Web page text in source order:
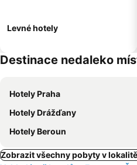
Levné hotely
Destinace nedaleko
Hotely Praha
Hotely Drážďany
Hotely Beroun
Zobrazit všechny pobyty v